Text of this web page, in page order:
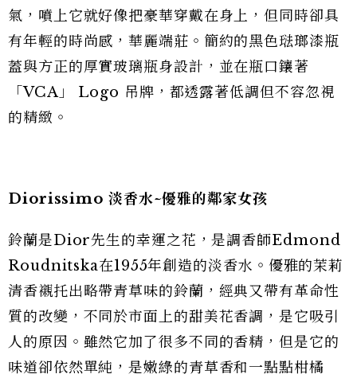
氣，噴上它就好像把豪華穿戴在身上，但同時卻具
有年輕的時尚感，華麗端莊。簡約的黑色琺瑯漆瓶
蓋與方正的厚實玻璃瓶身設計，並在瓶口鑲著
「VCA」 Logo 吊牌，都透露著低調但不容忽視
的精緻。
Diorissimo 淡香水~優雅的鄰家女孩
鈴蘭是Dior先生的幸運之花，是調香師Edmond
Roudnitska在1955年創造的淡香水。優雅的茉莉
清香襯托出略帶青草味的鈴蘭，經典又帶有革命性
質的改變，不同於市面上的甜美花香調，是它吸引
人的原因。雖然它加了很多不同的香精，但是它的
味道卻依然單純，是嫩綠的青草香和一點點柑橘